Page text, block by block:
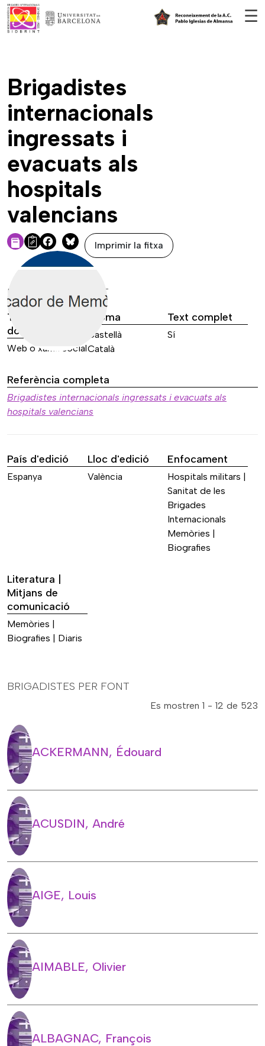
☰
Brigadistes
internacionals
ingressats i
evacuats als
hospitals
valencians
Facebook
Bluesky
Imprimir la fitxa
DADES DE LA FONT
Tipus de font
documental
Web o xarxa social
Idioma
Castellà
Català
Text complet
Sí
Referència completa
Brigadistes internacionals ingressats i evacuats als
hospitals valencians
País d'edició
Espanya
Lloc d'edició
València
Enfocament
Hospitals militars |
Sanitat de les
Brigades
Internacionals
Memòries |
Biografies
Literatura |
Mitjans de
comunicació
Memòries |
Biografies | Diaris
BRIGADISTES PER FONT
Es mostren 1 - 12 de 523
ACKERMANN, Édouard
ACUSDIN, André
AIGE, Louis
AIMABLE, Olivier
ALBAGNAC, François